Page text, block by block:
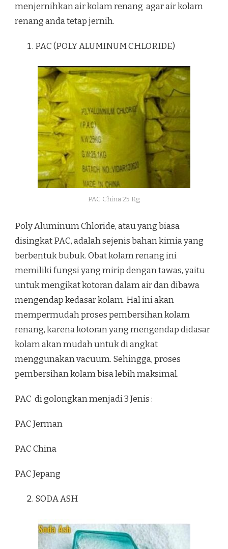
menjernihkan air kolam renang agar air kolam
renang anda tetap jernih.
PAC (POLY ALUMINUM CHLORIDE)
PAC China 25 Kg
Poly Aluminum Chloride, atau yang biasa
disingkat PAC, adalah sejenis bahan kimia yang
berbentuk bubuk. Obat kolam renang ini
memiliki fungsi yang mirip dengan tawas, yaitu
untuk mengikat kotoran dalam air dan dibawa
mengendap kedasar kolam. Hal ini akan
mempermudah proses pembersihan kolam
renang, karena kotoran yang mengendap didasar
kolam akan mudah untuk di angkat
menggunakan vacuum. Sehingga, proses
pembersihan kolam bisa lebih maksimal.
PAC di golongkan menjadi 3 Jenis :
PAC Jerman
PAC China
PAC Jepang
SODA ASH